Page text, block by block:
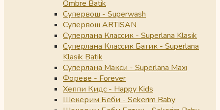
Ombre Batik
Супервош - Superwash
Супервош ARTISAN
Суперлана Классик - Superlana Klasik
Суперлана Классик Батик - Superlana
Klasik Batik
Суперлана Макси - Superlana Maxi
Фореве - Forever
Хеппи Кидс - Happy Kids
Шекерим Беби - Sekerim Baby